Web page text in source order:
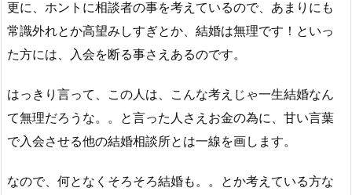
更に、ホントに相談者の事を考えているので、あまりにも
常識外れとか高望みしすぎとか、結婚は無理です！といっ
た方には、入会を断る事さえあるのです。
はっきり言って、この人は、こんな考えじゃ一生結婚なん
て無理だろうな。。と言った人さえお金の為に、甘い言葉
で入会させる他の結婚相談所とは一線を画します。
なので、何となくそろそろ結婚も。。とか考えている方な